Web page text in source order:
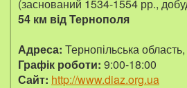
(заснований 1534-1554 рр.,
54 км від Тернополя
Адреса: Тернопільська
Графік роботи: 9:00-18:00
Сайт: http://www.diaz.org.ua